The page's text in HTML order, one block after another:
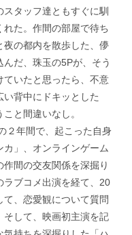
タッフ達ともすぐに馴
た。作間の部屋で待ち
夜の都内を散歩した、儚
だ、珠玉の5Pが、そう
ていたと思ったら、不意
背中にドキッとした
と間違いなし。
２年間で、起こった自身
」、オンラインゲーム
間の交友関係を深掘り
ラブコメ出演を経て、20
、恋愛観について質問
そして、映画初主演を記